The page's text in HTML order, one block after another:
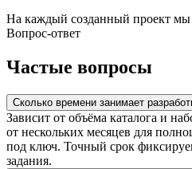
На каждый созданный проект мы
Вопрос-ответ
Частые вопросы
Сколько времени занимает
Зависит от объёма каталога и
от нескольких месяцев для
под ключ. Точный срок
задания.